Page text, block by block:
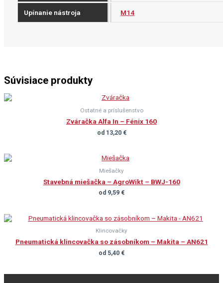
Upínanie nástroja M14
Súvisiace produkty
Ostatné a príslušenstvo
Zváračka Alfa In – Fénix 160
od 13,20 €
Miešačky
Stavebná miešačka – AgroWikt – BWJ-160
od 9,59 €
Klincovačky
Pneumatická klincovačka so zásobníkom – Makita – AN621
od 5,40 €